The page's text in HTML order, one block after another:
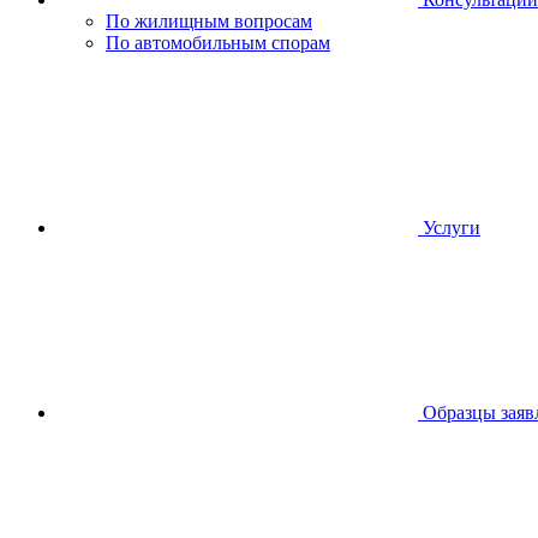
По жилищным вопросам
По автомобильным спорам
Услуги
Образцы